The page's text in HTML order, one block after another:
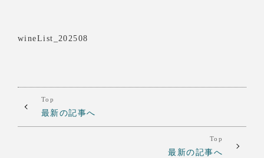
wineList_202508
Top
最新の記事へ
Top
最新の記事へ